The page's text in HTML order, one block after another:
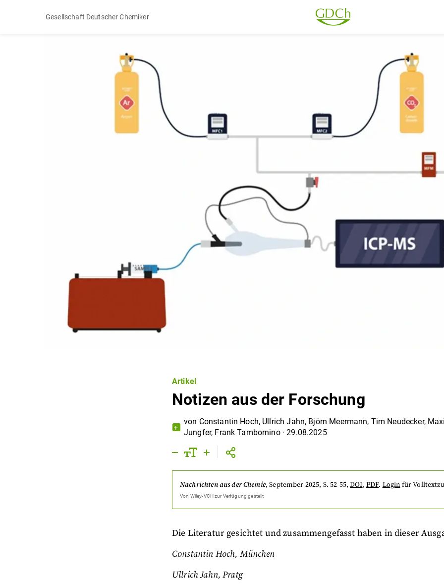
Gesellschaft Deutscher Chemiker
Artikel
Notizen aus der Forschung
von Constantin Hoch, Ullrich Jahn, Björn Meermann, Tim Neudecker,
Jungfer, Frank Tambornino·29.08.2025
Nachrichten aus der Chemie,September 2025, S. 52-55,DOI, PDF. Login für
Von Wiley-VCH zur Verfügung gestellt
Die Literatur gesichtet und zusammengefasst haben in dieser
Constantin Hoch, München
Ullrich Jahn, Pratg